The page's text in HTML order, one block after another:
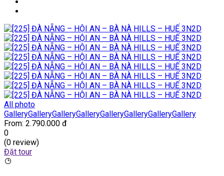
All photo
GalleryGalleryGalleryGalleryGalleryGalleryGalleryGallery
From: 2.790.000 đ
0
(0 review)
Đặt tour